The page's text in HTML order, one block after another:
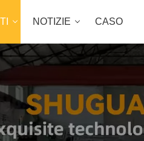
NOTIZIE CASO